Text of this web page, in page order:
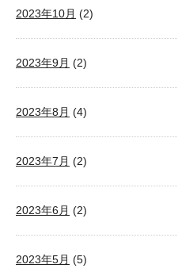
2023年10月 (2)
2023年9月 (2)
2023年8月 (4)
2023年7月 (2)
2023年6月 (2)
2023年5月 (5)